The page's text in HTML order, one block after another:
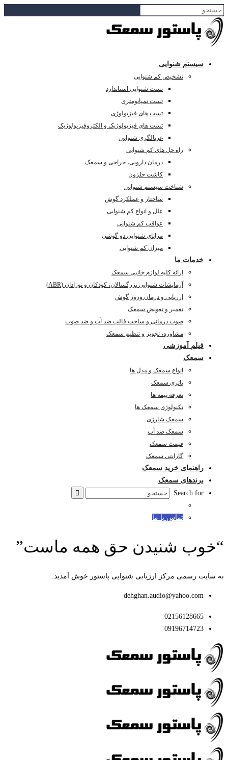
سیستم شنوایی
تشخیص کم شنوایی
تست شنوایی استاندارد
تست تمپانومتری
تست های فیزیولوژی
تست های فیزیولوژیک و الکتروفیزیولوژیک
غربالگری شنوایی
راه حل های کم شنوایی
درمان دارویی، جراحی و سمعک
کاشت حلزون
شناخت سیستم شنوایی
ساختار و عملکرد گوش
علل و انواع کم شنوایی
عواقب کم شنوایی
مزایای شنوایی دو گوشی
میزان کم شنوایی
خدمات ما
ارائه کلیه لوازم جانبی سمعک
آزمایشات شنوایی بزرگسالان، کودکان و نوزادان (ABR)
ارزیابی و درمان وزوز گوش
تعمیر و تعویض سمعک
صوت درمانی و ساخت قالب ضد آب و ضد صوت
مشاوره، تجویز و تنظیم سمعک
فیلم آموزشی
سمعک
انواع سمعک و مدل ها
باتری سمعک
تعرفه بیمه ها
تکنولوژی سمعک ها
سمعک شارژی
سمعک ضد آب
قیمت سمعک
گارانتی سمعک
راهنمای خرید سمعک
برندهای سمعک
Search for:
تماس با ما
“خوب شنیدن حق همه ماست”
به سایت رسمی مرکز ارزیابی شنوایی پاستور خوش آمدید.
dehghan.audio@yahoo.com
02156128665
09196714723